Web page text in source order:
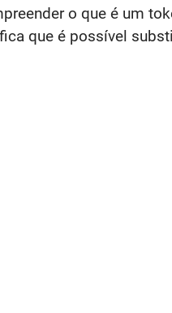
o que é um
que é possível